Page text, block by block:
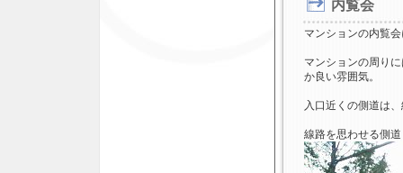
内覧会
マンションの内覧
マンションの周り
か良い雰囲気。
入口近くの側道は
線路を思わせる側道